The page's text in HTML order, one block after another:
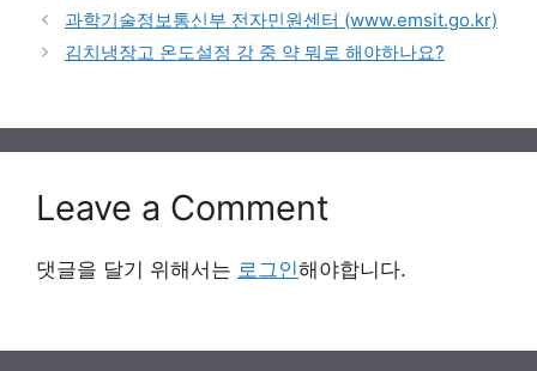
과학기술정보통신부 전자민원센터 (www.emsit.go.kr)
김치냉장고 온도설정 강 중 약 뭐로 해야하나요?
Leave a Comment
댓글을 달기 위해서는 로그인해야합니다.